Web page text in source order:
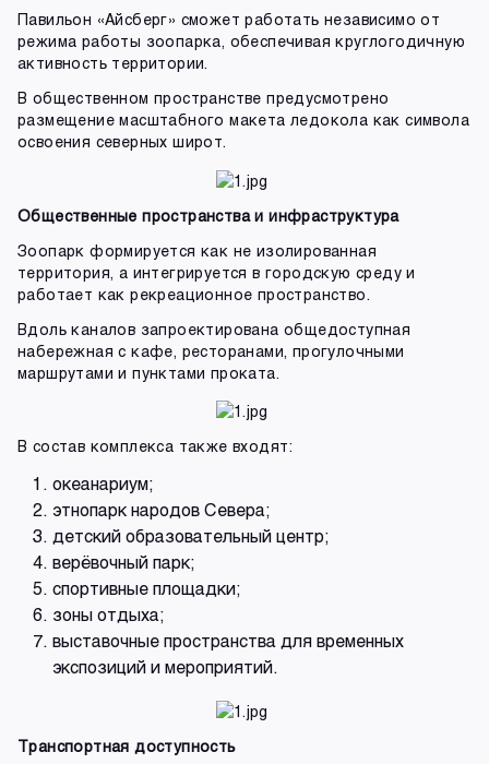
Павильон «Айсберг» сможет работать независимо от
режима работы зоопарка, обеспечивая круглогодичную
активность территории.
В общественном пространстве предусмотрено
размещение масштабного макета ледокола как символа
освоения северных широт.
Общественные пространства и инфраструктура
Зоопарк формируется как не изолированная
территория, а интегрируется в городскую среду и
работает как рекреационное пространство.
Вдоль каналов запроектирована общедоступная
набережная с кафе, ресторанами, прогулочными
маршрутами и пунктами проката.
В состав комплекса также входят:
океанариум;
этнопарк народов Севера;
детский образовательный центр;
верёвочный парк;
спортивные площадки;
зоны отдыха;
выставочные пространства для временных
экспозиций и мероприятий.
Транспортная доступность